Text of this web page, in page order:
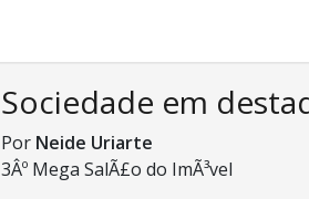
Sociedade em
Por Neide Uriarte
3Âº Mega SalÃ£o do ImÃ³vel